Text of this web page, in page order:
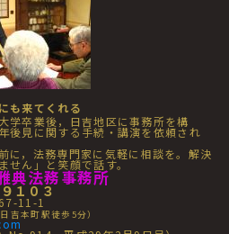
も来てくれる
学卒業後，日吉地区に事務所を構
後見に関する手続・講演を依頼され
，法務専門家に気軽に相談を。解決
せん」と笑顔で話す。
典法務事務所
１０３
11-1
吉本町駅徒歩5分）